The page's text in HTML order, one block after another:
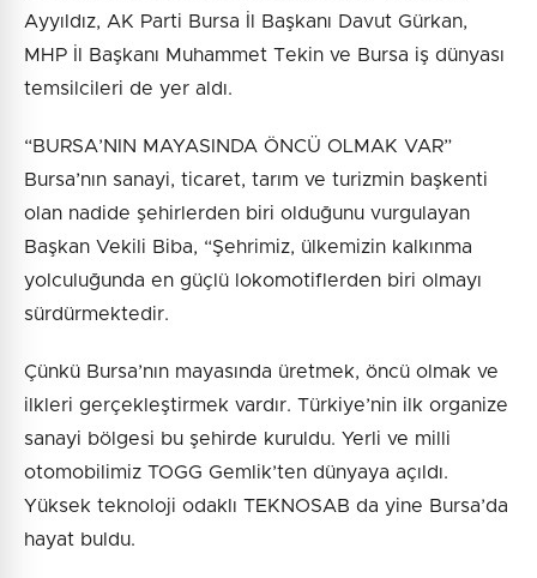
Ayyıldız, AK Parti Bursa İl Başkanı Davut Gürkan,
MHP İl Başkanı Muhammet Tekin ve Bursa iş dünyası
temsilcileri de yer aldı.
“BURSA’NIN MAYASINDA ÖNCÜ OLMAK VAR”
Bursa’nın sanayi, ticaret, tarım ve turizmin başkenti
olan nadide şehirlerden biri olduğunu vurgulayan
Başkan Vekili Biba, “Şehrimiz, ülkemizin kalkınma
yolculuğunda en güçlü lokomotiflerden biri olmayı
sürdürmektedir.
Çünkü Bursa’nın mayasında üretmek, öncü olmak ve
ilkleri gerçekleştirmek vardır. Türkiye’nin ilk organize
sanayi bölgesi bu şehirde kuruldu. Yerli ve milli
otomobilimiz TOGG Gemlik’ten dünyaya açıldı.
Yüksek teknoloji odaklı TEKNOSAB da yine Bursa’da
hayat buldu.